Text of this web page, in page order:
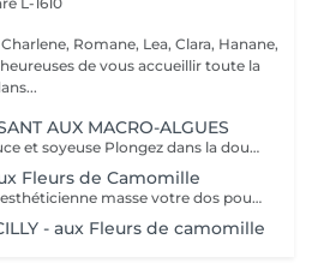
Romane, Lea, Clara, Hanane,
de vous accueillir toute la
AUX MACRO-ALGUES
Retrouvez une peau douce et soyeuse Plongez dans la douceur tropicale dIndonésie à travers les notes épicées des huiles essentielles de Girofle et de Muscade. Ce gommage aux effluves chauds et naturels vous transporte tout en exfoliant délicatement votre peau : elle est douce, lumineuse et satinée.
Fleurs de Camomille
Le temps du soin, notre esthéticienne masse votre dos pour un confort sans précédent.
- aux Fleurs de camomille